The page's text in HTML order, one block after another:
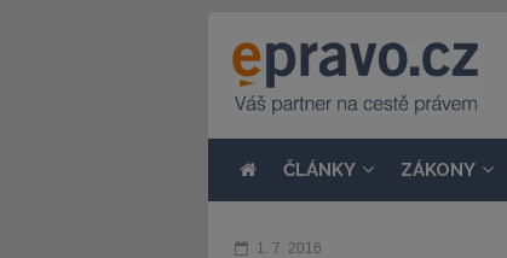
ČLÁNKY ZÁKONY
1. 7. 2016